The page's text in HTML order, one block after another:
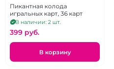
Пикантная колода
игральных карт, 36 карт
В наличии: 2 шт.
399 pуб.
В корзину